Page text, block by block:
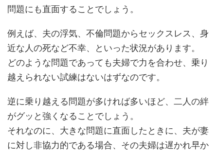
問題にも直面することでしょう。
例えば、夫の浮気、不倫問題からセックスレス、身
近な人の死など不幸、といった状況があります。
どのような問題であっても夫婦で力を合わせ、乗り
越えられない試練はないはずなのです。
逆に乗り越える問題が多ければ多いほど、二人の絆
がグッと強くなることでしょう。
それなのに、大きな問題に直面したときに、夫が妻
に対し非協力的である場合、その夫婦は遅かれ早か